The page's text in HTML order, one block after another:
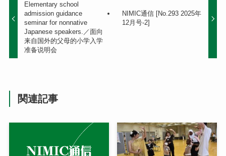
Elementary school
admission guidance
seminar for nonnative
Japanese speakers.／面向
来自国外的父母的小学入学
准备说明会
NIMIC通信 [No.293 2025年
12月号-2]
関連記事